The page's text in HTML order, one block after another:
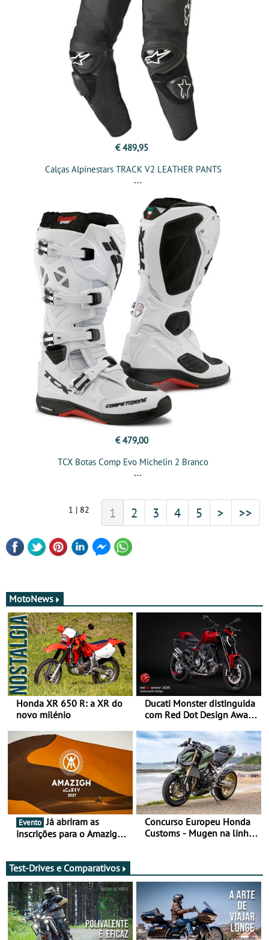
€ 489,95
Calças Alpinestars TRACK V2 LEATHER PANTS
€ 479,00
TCX Botas Comp Evo Michelin 2 Branco
1 | 82 1 2 3 4 5 > >>
MotoNews
Honda XR 650 R: a XR do
novo milénio
Ducati Monster distinguida
com Red Dot Design Award
Evento Já abriram as
inscrições para o Amazigh
maio - The ultimate
experience in Morocco
Concurso Europeu Honda
Customs - Mugen na linha
Test-Drives e Comparativos